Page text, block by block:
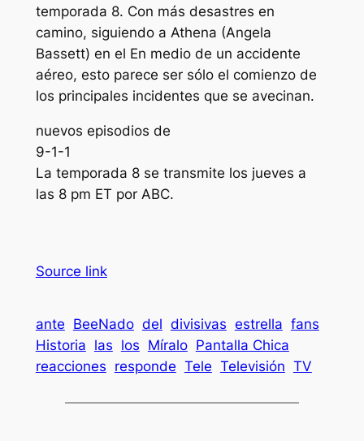
temporada 8. Con más desastres en
camino, siguiendo a Athena (Angela
Bassett) en el En medio de un accidente
aéreo, esto parece ser sólo el comienzo de
los principales incidentes que se avecinan.
nuevos episodios de
9-1-1
La temporada 8 se transmite los jueves a
las 8 pm ET por ABC.
Source link
ante BeeNado del divisivas estrella fans
Historia las los Míralo Pantalla Chica
reacciones responde Tele Televisión TV